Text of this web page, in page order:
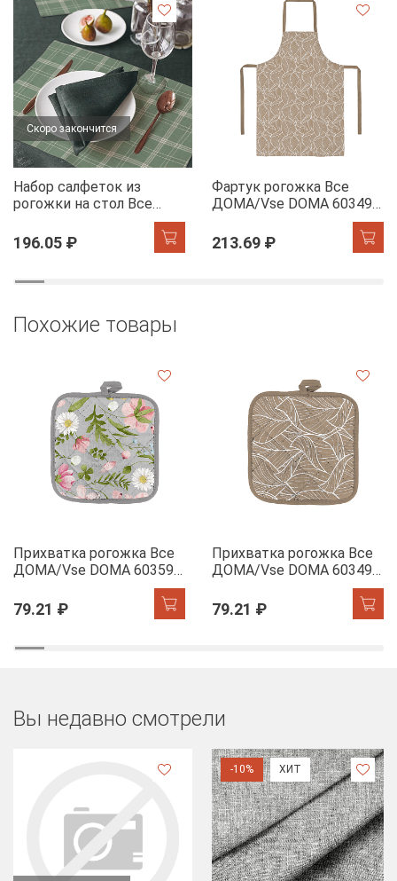
Скоро закончится
Набор салфеток из
рогожки на стол Все
ДОМА/Vse DOMA 60165-
1 Камилла
196.05 ₽
Фартук рогожка Все
ДОМА/Vse DOMA 60349-
213.69 ₽
Похожие товары
Прихватка рогожка Все
ДОМА/Vse DOMA 60359-
79.21 ₽
Прихватка рогожка Все
ДОМА/Vse DOMA 60349-
79.21 ₽
Вы недавно смотрели
-10% ХИТ